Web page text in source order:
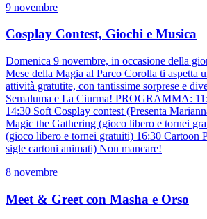
9 novembre
Cosplay Contest, Giochi e Musica
Domenica 9 novembre, in occasione della
Mese della Magia al Parco Corolla ti aspetta
attività gratutite, con tantissime sorprese e
Semaluma e La Ciurma! PROGRAMMA:
14:30 Soft Cosplay contest (Presenta
Magic the Gathering (gioco libero e tornei
(gioco libero e tornei gratuiti) 16:30 Cartoon
sigle cartoni animati) Non mancare!
8 novembre
Meet & Greet con Masha e Orso